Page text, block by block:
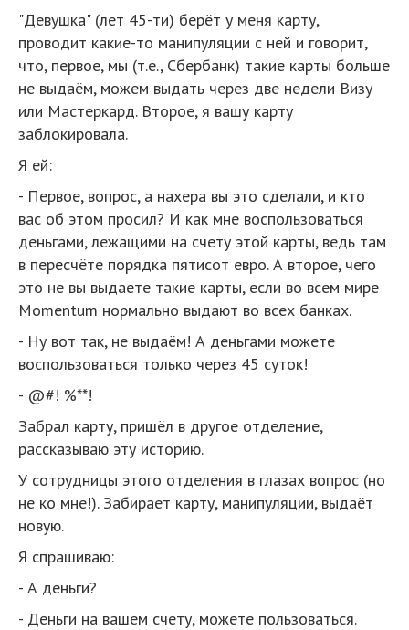
"Девушка" (лет 45-ти) берёт у меня карту,
проводит какие-то манипуляции с ней и говорит,
что, первое, мы (т.е., Сбербанк) такие карты больше
не выдаём, можем выдать через две недели Визу
или Мастеркард. Второе, я вашу карту
заблокировала.
Я ей:
- Первое, вопрос, а нахера вы это сделали, и кто
вас об этом просил? И как мне воспользоваться
деньгами, лежащими на счету этой карты, ведь там
в пересчёте порядка пятисот евро. А второе, чего
это не вы выдаете такие карты, если во всем мире
Momentum нормально выдают во всех банках.
- Ну вот так, не выдаём! А деньгами можете
воспользоваться только через 45 суток!
- @#! %**!
Забрал карту, пришёл в другое отделение,
рассказываю эту историю.
У сотрудницы этого отделения в глазах вопрос (но
не ко мне!). Забирает карту, манипуляции, выдаёт
новую.
Я спрашиваю:
- А деньги?
- Деньги на вашем счету, можете пользоваться.